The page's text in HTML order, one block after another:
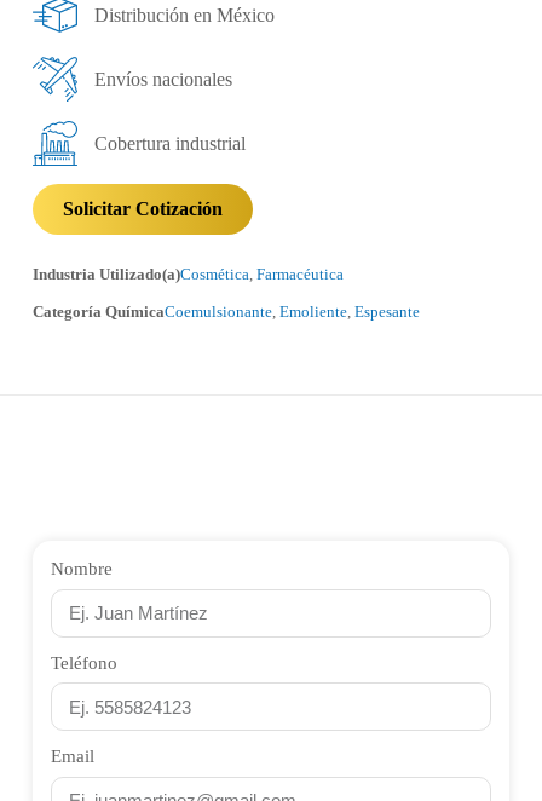
Distribución en México
Envíos nacionales
Cobertura industrial
Solicitar Cotización
Industria Utilizado(a)Cosmética, Farmacéutica
Categoría QuímicaCoemulsionante, Emoliente, Espesante
Nombre
Teléfono
Email